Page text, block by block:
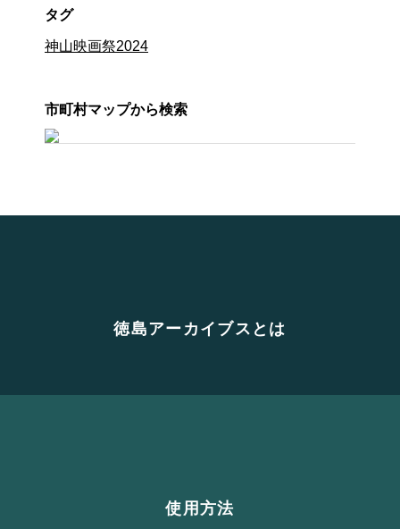
タグ
神山映画祭2024
市町村マップから検索
徳島アーカイブスとは
使用方法